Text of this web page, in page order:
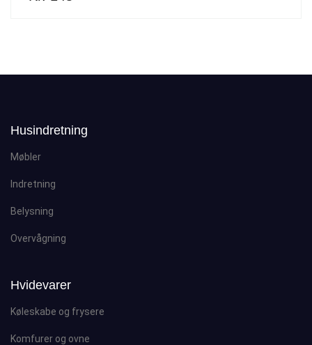
Husindretning
Møbler
Indretning
Belysning
Overvågning
Hvidevarer
Køleskabe og frysere
Komfurer og ovne